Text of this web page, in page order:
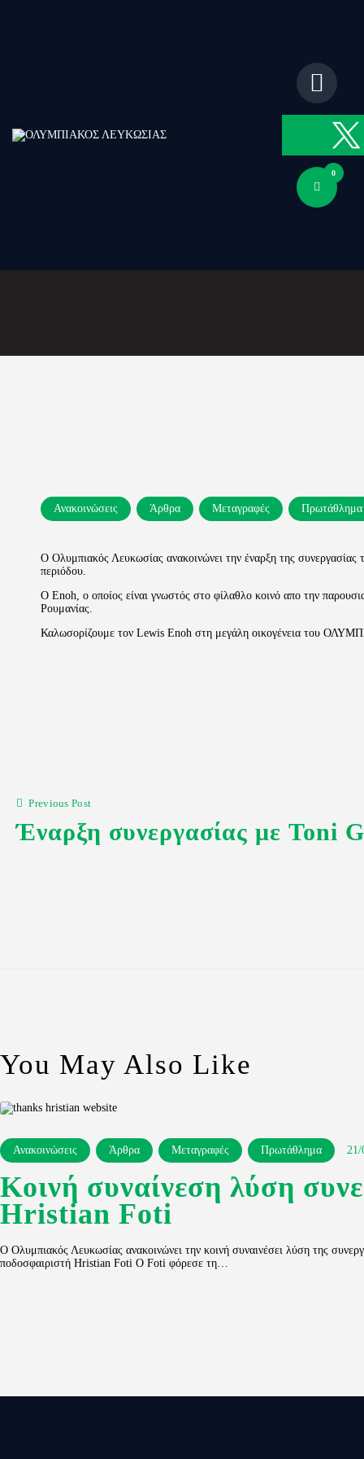
0
Ανακοινώσεις Άρθρα Μεταγραφές Πρωτάθλημα
Ο Ολυμπιακός Λευκωσίας ανακοινώνει την έναρξη της
περιόδου.
Ο Enoh, ο οποίος είναι γνωστός στο φίλαθλο κοινό απο την
Ρουμανίας.
Καλωσορίζουμε τον Lewis Enoh στη μεγάλη οικογένεια του
Previous Post
Έναρξη συνεργασίας με Toni
You May Also Like
Ανακοινώσεις Άρθρα Μεταγραφές Πρωτάθλημα 21/
Κοινή συναίνεση λύση
Hristian Foti
Ο Ολυμπιακός Λευκωσίας ανακοινώνει την κοινή συναινέσει λύση της
ποδοσφαιριστή Hristian Foti Ο Foti φόρεσε τη…